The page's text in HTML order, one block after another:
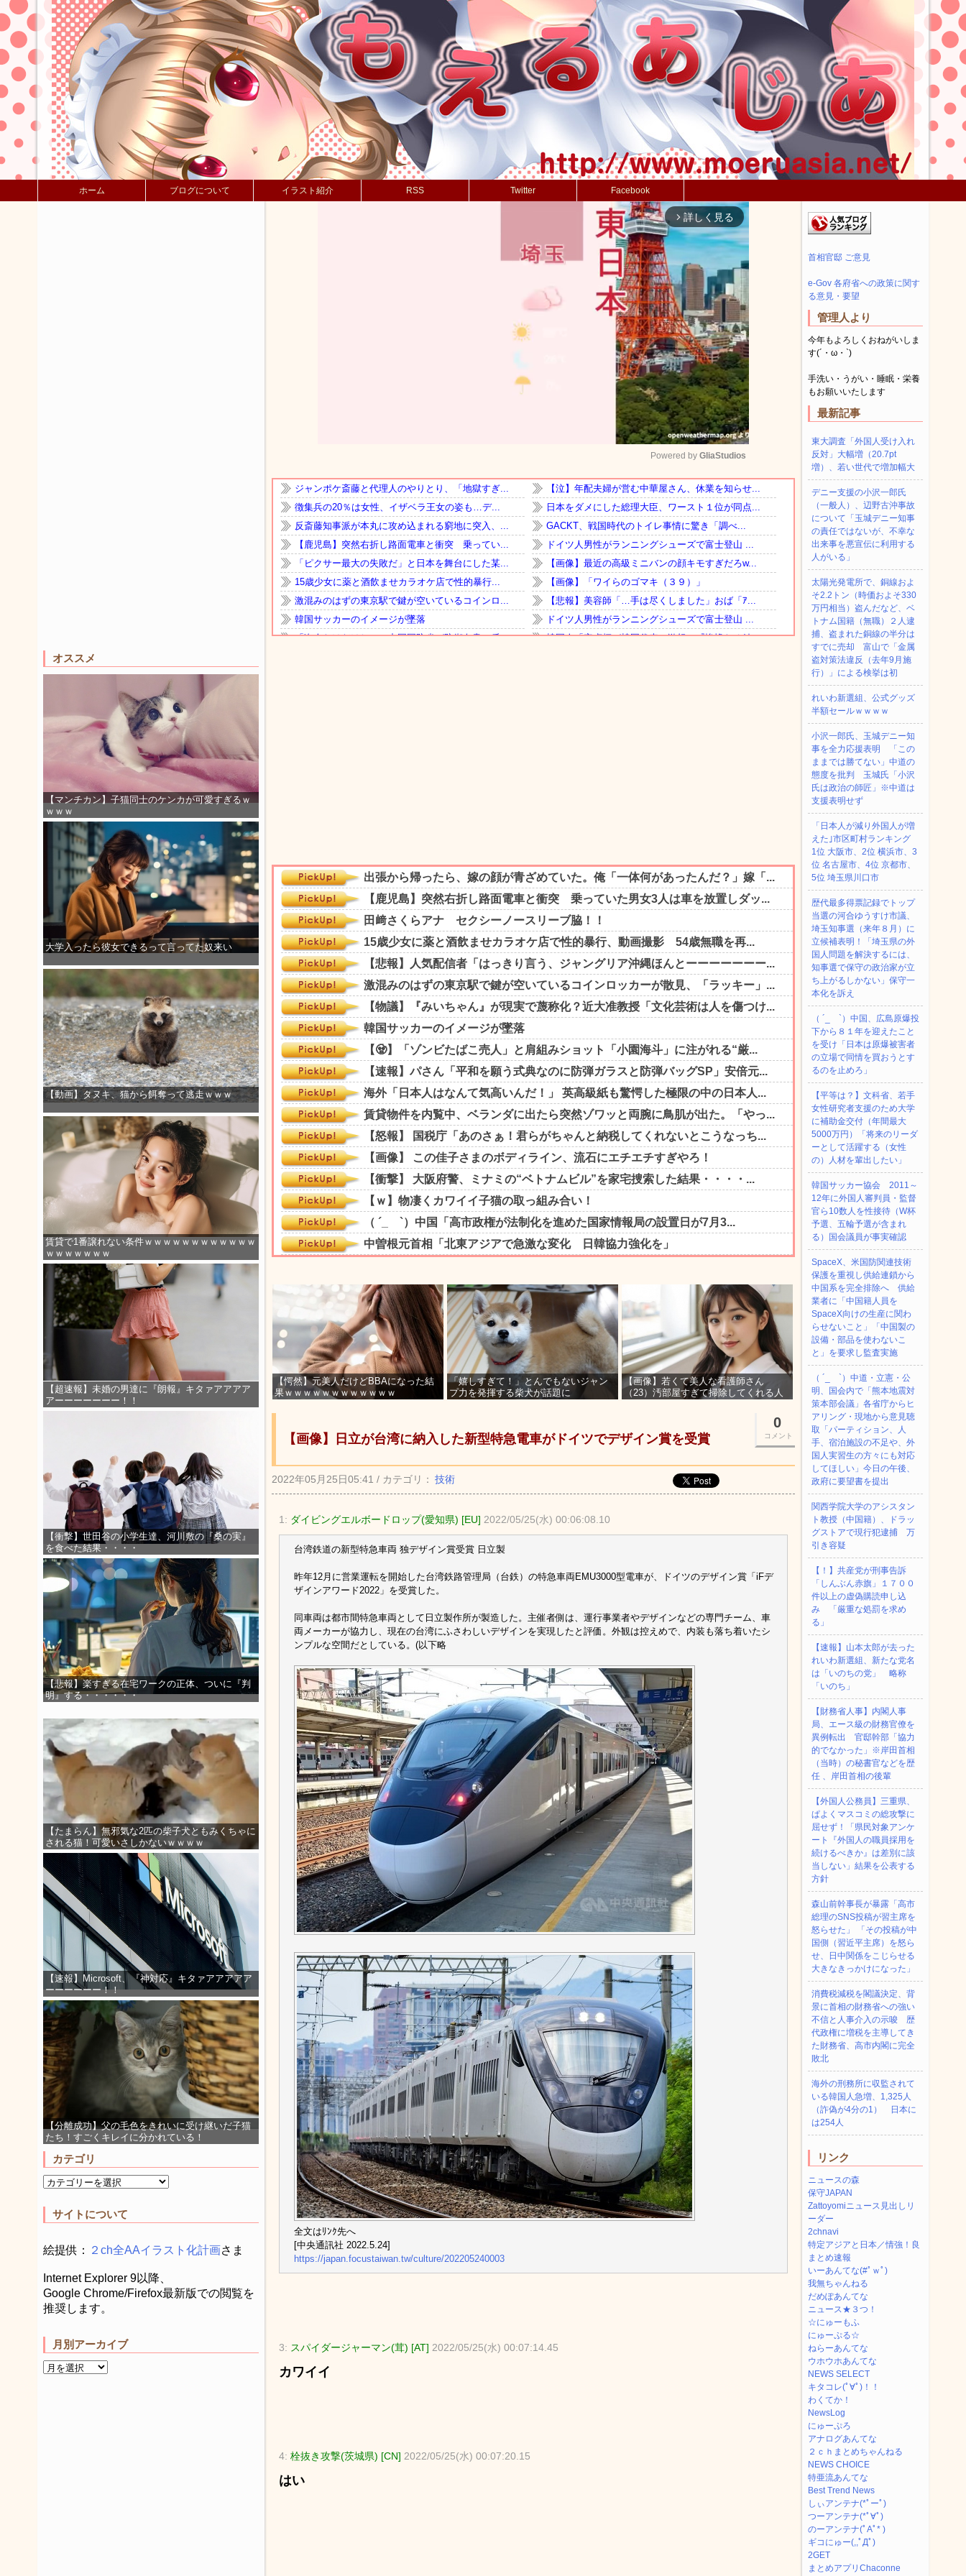
ホーム ブログについて イラスト紹介 RSS Twitter Facebook
オススメ
【マンチカン】子猫同士のケンカが可愛すぎるｗ
ｗｗｗ
大学入ったら彼女できるって言ってた奴来い
【動画】タヌキ、猫から餌奪って逃走ｗｗｗ
賃貸で1番譲れない条件ｗｗｗｗｗｗｗｗｗｗｗｗ
ｗｗｗｗｗｗｗ
【超速報】未婚の男達に『朗報』キタァアアアア
アーーーーーーー！！
【衝撃】世田谷の小学生達、河川敷の『桑の実』
を食べた結果・・・・
【悲報】楽すぎる在宅ワークの正体、ついに『判
明』する・・・・・・
【たまらん】無邪気な2匹の柴子犬ともみくちゃに
される猫！可愛いさしかないｗｗｗｗ
【速報】Microsoft、『神対応』キタァアアアアア
ーーーーーー！！
【分離成功】父の毛色をきれいに受け継いだ子猫
たち！すごくキレイに分かれている！
カテゴリ
サイトについて
絵提供： ２ch全AAイラスト化計画さま
Internet Explorer 9以降、
Google Chrome/Firefox最新版での閲覧を
推奨します。
月別アーカイブ
arrow_forward_ios 詳しく見る
Mute
Powered by GliaStudios
【愕然】元美人だけどBBAになった結
果ｗｗｗｗｗｗｗｗｗｗｗｗ
「嬉しすぎて！」とんでもないジャン
プ力を発揮する柴犬が話題に
【画像】若くて美人な看護師さん
（23）汚部屋すぎて掃除してくれる人
0
コメント
【画像】日立が台湾に納入した新型特急電車がドイツでデザイン賞を受賞
2022年05月25日05:41 / カテゴリ： 技術
1: ダイビングエルボードロップ(愛知県) [EU] 2022/05/25(水) 00:06:08.10
台湾鉄道の新型特急車両 独デザイン賞受賞 日立製
昨年12月に営業運転を開始した台湾鉄路管理局（台鉄）の特急車両EMU3000型電車が、ドイツのデザイン賞「iFデ
ザインアワード2022」を受賞した。
同車両は都市間特急車両として日立製作所が製造した。主催者側は、運行事業者やデザインなどの専門チーム、車
両メーカーが協力し、現在の台湾にふさわしいデザインを実現したと評価。外観は控えめで、内装も落ち着いたシ
ンプルな空間だとしている。(以下略
全文はﾘﾝｸ先へ
[中央通訊社 2022.5.24]
https://japan.focustaiwan.tw/culture/202205240003
3: スパイダージャーマン(茸) [AT] 2022/05/25(水) 00:07:14.45
カワイイ
4: 栓抜き攻撃(茨城県) [CN] 2022/05/25(水) 00:07:20.15
はい
首相官邸 ご意見
e-Gov 各府省への政策に関す
る意見・要望
管理人より
今年もよろしくおねがいしま
す(´・ω・`)
手洗い・うがい・睡眠・栄養
もお願いいたします
最新記事
東大調査「外国人受け入れ
反対」大幅増（20.7pt
増）、若い世代で増加幅大
デニー支援の小沢一郎氏
（一般人）、辺野古沖事故
について「玉城デニー知事
の責任ではないが、不幸な
出来事を悪宣伝に利用する
人がいる」
太陽光発電所で、銅線およ
そ2.2トン（時価およそ330
万円相当）盗んだなど、ベ
トナム国籍（無職）２人逮
捕、盗まれた銅線の半分は
すでに売却 富山で「金属
盗対策法違反（去年9月施
行）」による検挙は初
れいわ新選組、公式グッズ
半額セールｗｗｗｗ
小沢一郎氏、玉城デニー知
事を全力応援表明 「この
ままでは勝てない」中道の
態度を批判 玉城氏「小沢
氏は政治の師匠」※中道は
支援表明せず
「日本人が減り外国人が増
えた｣市区町村ランキング
1位 大阪市、2位 横浜市、3
位 名古屋市、4位 京都市、
5位 埼玉県川口市
歴代最多得票記録でトップ
当選の河合ゆうすけ市議、
埼玉知事選（来年８月）に
立候補表明！「埼玉県の外
国人問題を解決するには、
知事選で保守の政治家が立
ち上がるしかない」保守一
本化を訴え
（ ´_ゝ`）中国、広島原爆投
下から８１年を迎えたこと
を受け「日本は原爆被害者
の立場で同情を買おうとす
るのを止めろ」
【平等は？】文科省、若手
女性研究者支援のため大学
に補助金交付（年間最大
5000万円）「将来のリーダ
ーとして活躍する（女性
の）人材を輩出したい」
韓国サッカー協会 2011～
12年に外国人審判員・監督
官ら10数人を性接待（W杯
予選、五輪予選が含まれ
る）国会議員が事実確認
SpaceX、米国防関連技術
保護を重視し供給連鎖から
中国系を完全排除へ 供給
業者に「中国籍人員を
SpaceX向けの生産に関わ
らせないこと」「中国製の
設備・部品を使わないこ
と」を要求し監査実施
（ ´_ゝ`）中道・立憲・公
明、国会内で「熊本地震対
策本部会議」各省庁からヒ
アリング・現地から意見聴
取「パーティション、人
手、宿泊施設の不足や、外
国人実習生の方々にも対応
してほしい」今日の午後、
政府に要望書を提出
関西学院大学のアシスタン
ト教授（中国籍）、ドラッ
グストアで現行犯逮捕 万
引き容疑
【！】共産党が刑事告訴
「しんぶん赤旗」１７００
件以上の虚偽購読申し込
み 「厳重な処罰を求め
る」
【速報】山本太郎が去った
れいわ新選組、新たな党名
は「いのちの党」 略称
「いのち」
【財務省人事】内閣人事
局、エース級の財務官僚を
異例転出 官邸幹部「協力
的でなかった」※岸田首相
（当時）の秘書官などを歴
任 、岸田首相の後輩
【外国人公務員】三重県、
ぱよくマスコミの総攻撃に
屈せず！「県民対象アンケ
ート『外国人の職員採用を
続けるべきか』は差別に該
当しない」結果を公表する
方針
森山前幹事長が暴露「高市
総理のSNS投稿が習主席を
怒らせた」 「その投稿が中
国側（習近平主席）を怒ら
せ、日中関係をこじらせる
大きなきっかけになった」
消費税減税を閣議決定、背
景に首相の財務省への強い
不信と人事介入の示唆 歴
代政権に増税を主導してき
た財務省、高市内閣に完全
敗北
海外の刑務所に収監されて
いる韓国人急増、1,325人
（詐偽が4分の1） 日本に
は254人
リンク
ニュースの森
保守JAPAN
Zattoyomiニュース見出しリ
ーダー
2chnavi
特定アジアと日本／情強！良
まとめ速報
いーあんてな(#ﾟｗﾟ)
我無ちゃんねる
だめぽあんてな
ニュース★３つ！
☆にゅーもふ
にゅーぷる☆
ねらーあんてな
ウホウホあんてな
NEWS SELECT
キタコレ(ﾟ∀ﾟ)！！
わくてか！
NewsLog
にゅーぷろ
アナログあんてな
２ｃｈまとめちゃんねる
NEWS CHOICE
特亜流あんてな
Best Trend News
しぃアンテナ(*ﾟーﾟ)
つーアンテナ(*ﾟ∀ﾟ)
のーアンテナ(ﾟAﾟ* )
ギコにゅー(,,ﾟДﾟ)
2GET
まとめアプリChaconne